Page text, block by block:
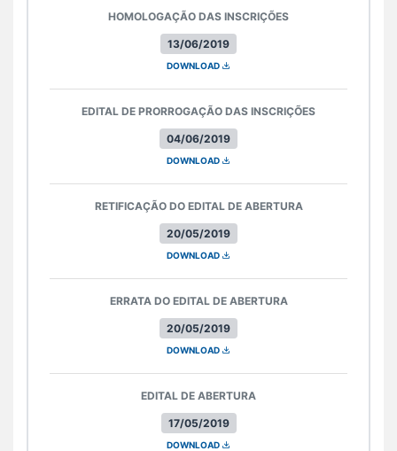
13/06/2019
HOMOLOGAÇÃO DAS INSCRIÇÕES
DOWNLOAD
04/06/2019
EDITAL DE PRORROGAÇÃO DAS INSCRIÇÕES
DOWNLOAD
20/05/2019
RETIFICAÇÃO DO EDITAL DE ABERTURA
DOWNLOAD
20/05/2019
ERRATA DO EDITAL DE ABERTURA
DOWNLOAD
17/05/2019
EDITAL DE ABERTURA
DOWNLOAD